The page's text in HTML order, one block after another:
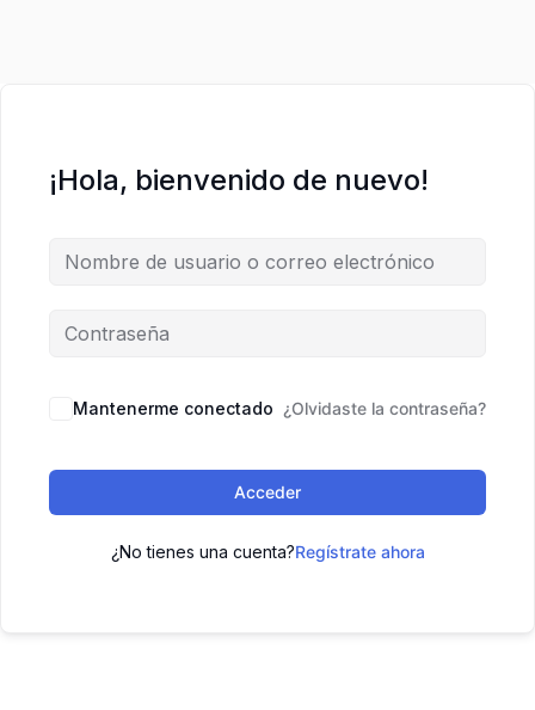
¡Hola, bienvenido de nuevo!
Mantenerme conectado ¿Olvidaste la contraseña?
Acceder
¿No tienes una cuenta?Regístrate ahora